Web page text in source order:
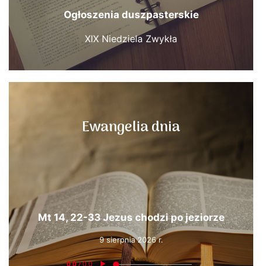
Ogłoszenia duszpasterskie
XIX Niedziela Zwykła
Ewangelia dnia
Mt 14, 22-33 Jezus chodzi po jeziorze
9 sierpnia 2026 r.